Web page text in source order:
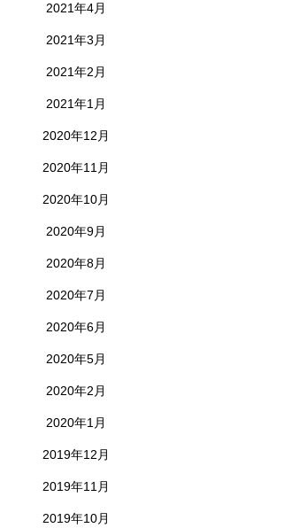
2021年4月
2021年3月
2021年2月
2021年1月
2020年12月
2020年11月
2020年10月
2020年9月
2020年8月
2020年7月
2020年6月
2020年5月
2020年2月
2020年1月
2019年12月
2019年11月
2019年10月